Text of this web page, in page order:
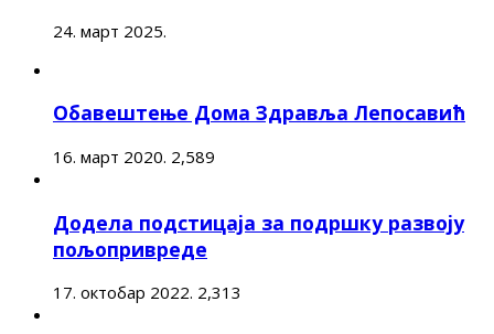
24. март 2025.
Обавештење Дома Здравља Лепосавић
16. март 2020. 2,589
Додела подстицаја за подршку развоју
пољопривреде
17. октобар 2022. 2,313